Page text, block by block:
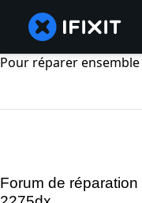
Pour réparer ensemble
Forum de